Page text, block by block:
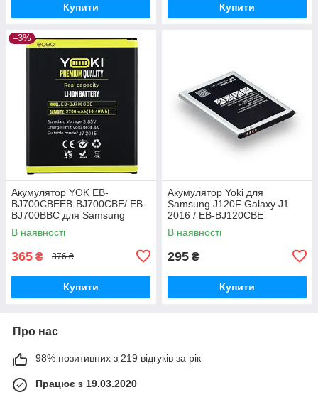
Купити Купити
–3%
Акумулятор YOK EB-
BJ700CBEEB-BJ700CBE/ EB-
BJ700BBC для Samsung
J700/ J700H/ J700F/ J701/ J7
(2015)/ J4 (2018)/ J400
В наявності
365 ₴ 376 ₴
Купити
Акумулятор Yoki для
Samsung J120F Galaxy J1
2016 / EB-BJ120CBE
В наявності
295 ₴
Купити
Про нас
98% позитивних з 219 відгуків за рік
Працює з 19.03.2020